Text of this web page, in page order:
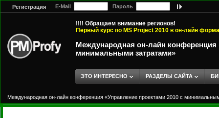
Регистрация E-Mail Пароль
!!!! Обращаем внимание регионов!
Первый курс по MS Project 2010 в он-лайн
Международная он-лайн конференция
минимальными затратами»
ЭТО ИНТЕРЕСНО РАЗДЕЛЫ САЙТА
Международная он-лайн конференция «Управление проектами 2010 с